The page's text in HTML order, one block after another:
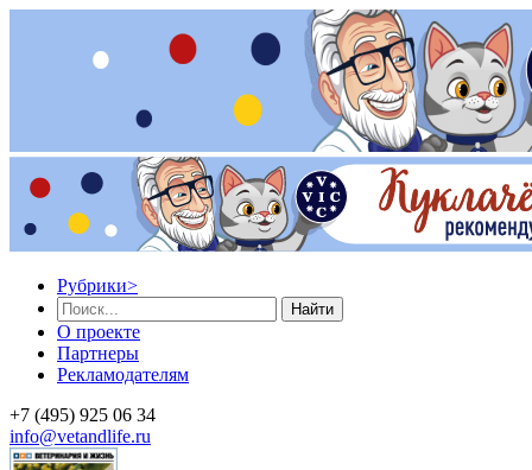
Рубрики>
Найти
О проекте
Партнеры
Рекламодателям
+7 (495) 925 06 34
info@vetandlife.ru